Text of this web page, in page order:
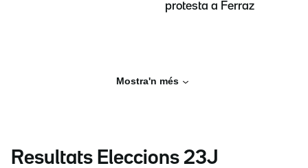
protesta a Ferraz
Mostra'n més
Resultats Eleccions 23J